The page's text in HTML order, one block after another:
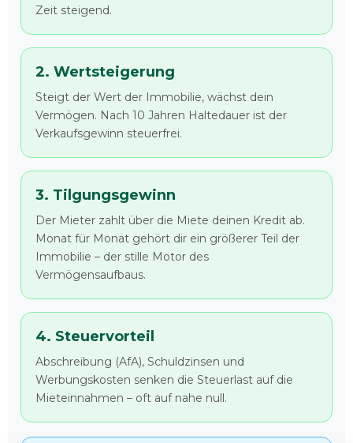
Zeit steigend.
2. Wertsteigerung
Steigt der Wert der Immobilie, wächst dein
Vermögen. Nach 10 Jahren Haltedauer ist der
Verkaufsgewinn steuerfrei.
3. Tilgungsgewinn
Der Mieter zahlt über die Miete deinen Kredit ab.
Monat für Monat gehört dir ein größerer Teil der
Immobilie – der stille Motor des
Vermögensaufbaus.
4. Steuervorteil
Abschreibung (AfA), Schuldzinsen und
Werbungskosten senken die Steuerlast auf die
Mieteinnahmen – oft auf nahe null.